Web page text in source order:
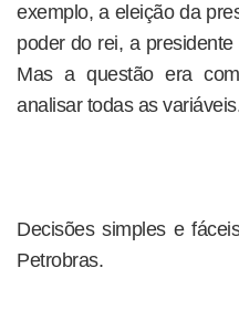
exemplo, a eleição da
poder do rei, a
Mas a questão era
analisar todas as
Decisões simples e
Petrobras.